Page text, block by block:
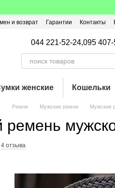
и возврат Гарантии Контакты
044 221-52-24,095
женские Кошельки
Ремни Мужские ремни Мужские
ремень
4 отзыва